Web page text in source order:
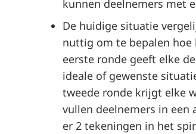
kunnen deelnemers met
De huidige situatie
nuttig om te bepalen
eerste ronde geeft elke
ideale of gewenste
tweede ronde krijgt elke
vullen deelnemers in een
er 2 tekeningen in het